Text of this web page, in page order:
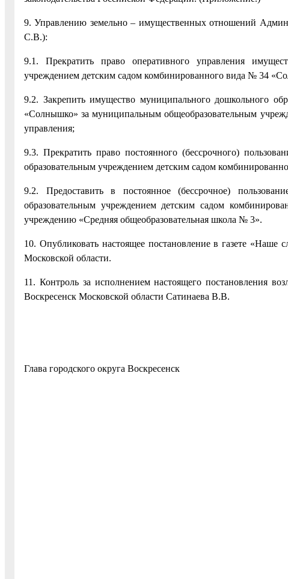
9. Управлению земельно – имущественных отношений
С.В.):
9.1. Прекратить право оперативного управления
учреждением детским садом комбинированного вида № 34
9.2. Закрепить имущество муниципального дошкольного
«Солнышко» за муниципальным общеобразовательным
управления;
9.3. Прекратить право постоянного (бессрочного)
образовательным учреждением детским садом
9.2. Предоставить в постоянное (бессрочное)
образовательным учреждением детским садом
учреждению «Средняя общеобразовательная школа № 3».
10. Опубликовать настоящее постановление в газете «Наше
Московской области.
11. Контроль за исполнением настоящего постановления
Воскресенск Московской области Сатинаева В.В.
Глава городского округа